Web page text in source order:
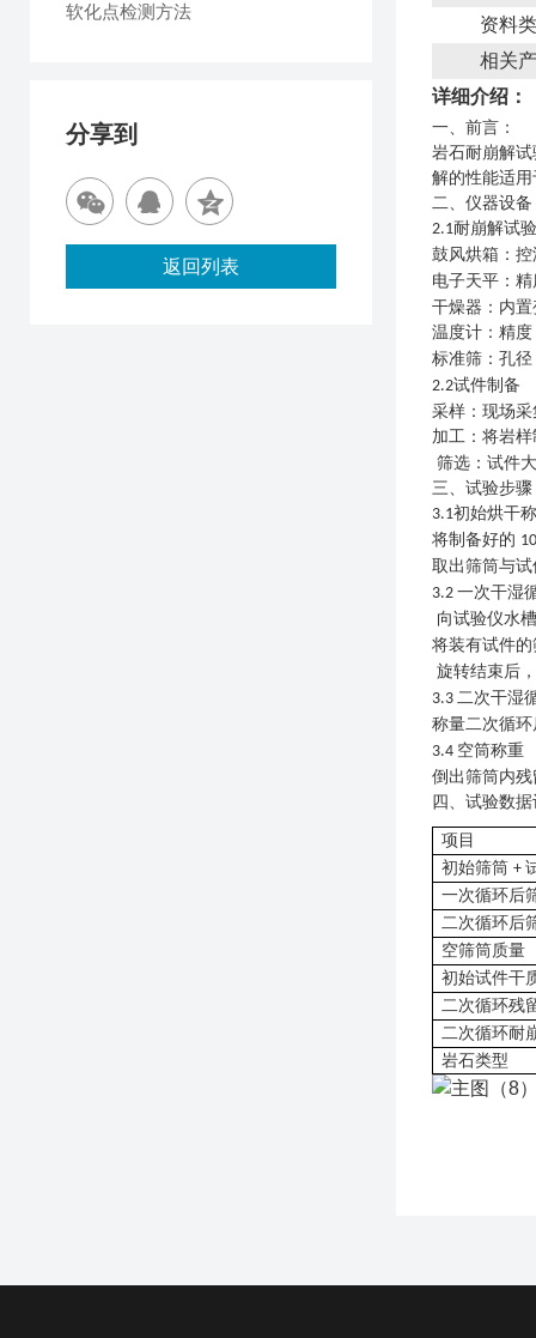
资料
相关
详细介绍：
一、 前言 ：
岩石耐崩解
解的性能适
二、 仪器设备
2.1耐崩解试
鼓风烘箱：
电子天平：精
干燥器：内
温度计：精度
标准筛：孔径
2.2试件制备
采样：现场
加工：将岩样
筛选：试件
三、 试验步骤
3.1初始烘干
将制备好的
取出筛筒与
3.2 一次干湿
向试验仪水
将装有试件
旋转结束后
3.3 二次干湿
称量二次循
3.4 空筒称重
倒出筛筒内
四、 试验数据
项目
初始筛筒 +
一次循环后
二次循环后
空筛筒质量
初始试件干
二次循环残
二次循环耐
岩石类型
软化点检测方法
分享到
返回列表